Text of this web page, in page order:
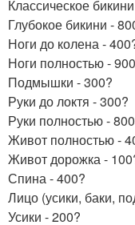
Классическое
Глубокое бикини -
Ноги до колена -
Ноги полностью -
Подмышки - 300?
Руки до локтя - 300?
Руки полностью -
Живот полностью -
Живот дорожка -
Спина - 400?
Лицо (усики, баки,
Усики - 200?